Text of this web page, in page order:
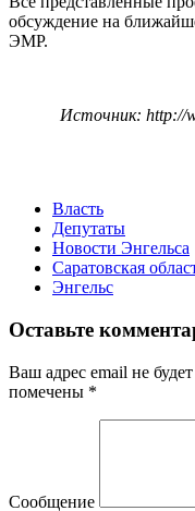
обсуждение на
ЭМР.
Источник: http://
Власть
Депутаты
Новости Энгельса
Саратовская
Энгельс
Оставьте
Ваш адрес email не
помечены *
Сообщение